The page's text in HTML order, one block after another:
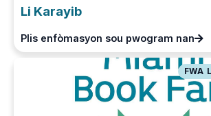
Li Karayib
Plis enfòmasyon sou pwogram nan
FWA